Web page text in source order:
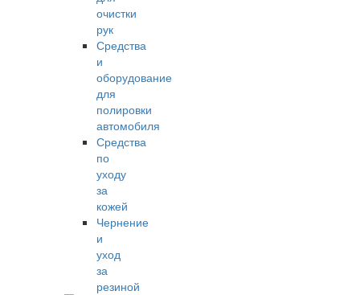
очистки
рук
Средства
и
оборудование
для
полировки
автомобиля
Средства
по
уходу
за
кожей
Чернение
и
уход
за
резиной